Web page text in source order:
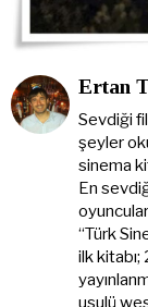
Ertan
Sevdiği
şeyler
sinema
En
“Türk
ilk kitabı;
usulü